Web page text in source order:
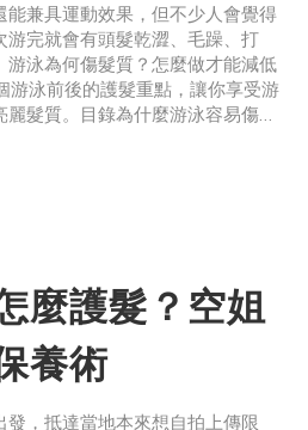
能兼具運動效果，但不少人會覺得
游完就會有頭髮乾澀、毛躁、打
泳為何傷髮質？怎麼做才能減低
游泳前後的護髮重點，讓你享受游
髮質。目錄為什麼游泳容易傷頭
帽材質：矽膠最防水又親膚三、
最佳四、游泳後立刻沖洗，清除
麼護髮？空姐
養術
，抵達當地本來想自拍上傳限